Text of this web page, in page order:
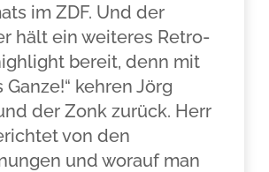
im ZDF. Und der
hält ein weiteres Retro-
bereit, denn mit
Ganze!“ kehren Jörg
der Zonk zurück. Herr
von den
und worauf man